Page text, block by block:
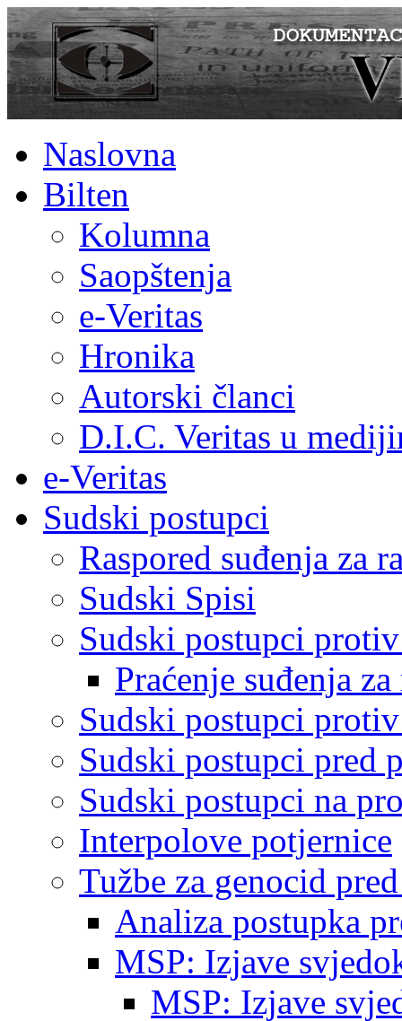
Naslovna
Bilten
Kolumna
Saopštenja
e-Veritas
Hronika
Autorski članci
D.I.C. Veritas u
e-Veritas
Sudski postupci
Raspored suđenja za
Sudski Spisi
Sudski postupci
Praćenje suđenja
Sudski postupci
Sudski postupci pred
Sudski postupci na
Interpolove potjernice
Tužbe za genocid
Analiza postupka
MSP: Izjave
MSP: Izjave